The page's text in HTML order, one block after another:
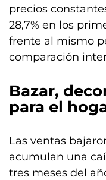
precios
28,7% en los
frente al mismo
comparación
Bazar,
para el
Las ventas
acumulan una
tres meses del